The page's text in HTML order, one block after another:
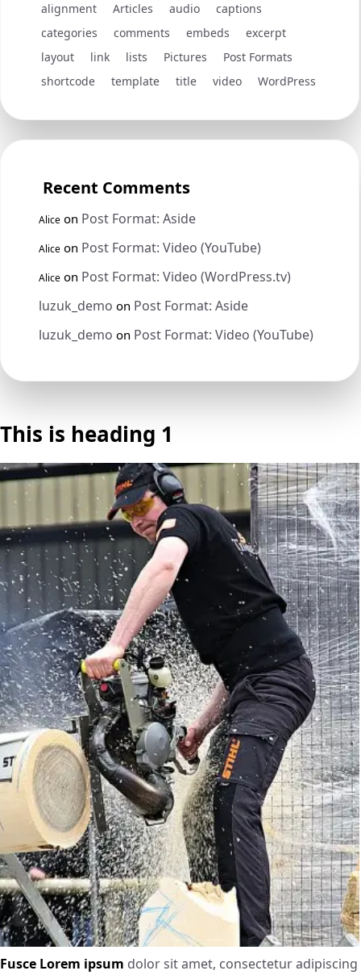
alignment Articles audio
captions
categories
comments embeds
excerpt
layout
link lists Pictures
Post Formats
shortcode
template title video WordPress
Recent Comments
Alice on Post Format: Aside
Alice on Post Format: Video (YouTube)
Alice on Post Format: Video (WordPress.tv)
luzuk_demo on Post Format: Aside
luzuk_demo on Post Format: Video (YouTube)
This is heading 1
Fusce Lorem ipsum dolor sit amet, consectetur adipiscing